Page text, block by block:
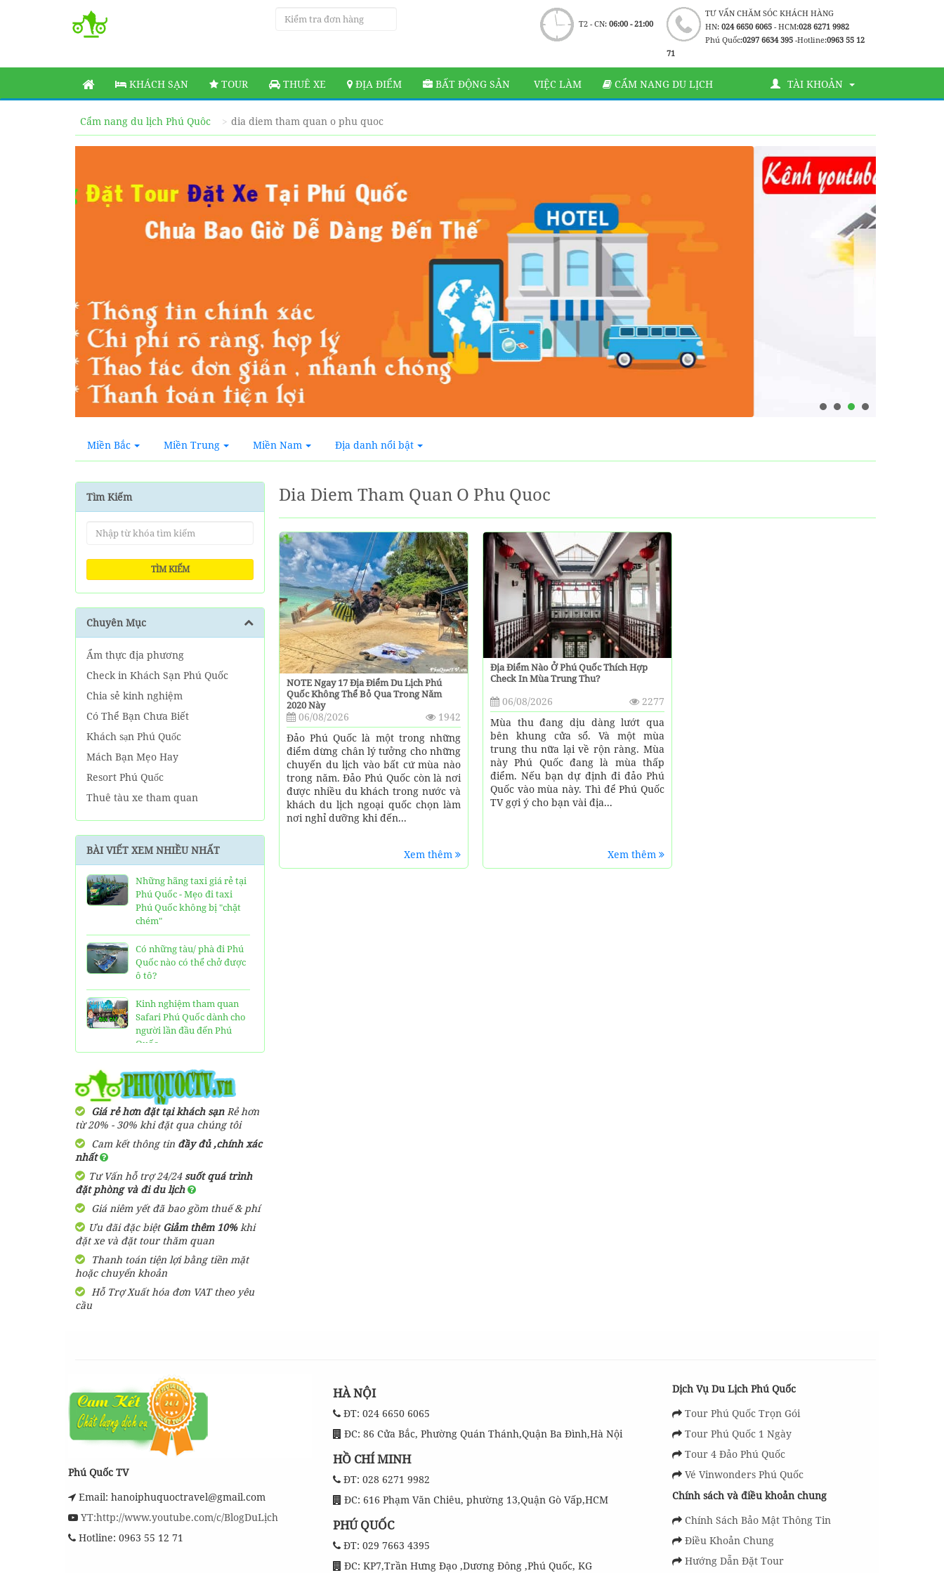
TƯ VẤN CHĂM SÓC KHÁCH HÀNG
HN: 024 6650 6065- HCM:028 6271 9982
Phú Quốc:0297 6634 395 -Hotline:0963 55 12
71
T2 - CN: 06:00 - 21:00
KHÁCH SẠN TOUR THUÊ XE ĐỊA ĐIỂM BẤT ĐỘNG SẢN VIỆC LÀM CẨM NANG DU LỊCH TÀI KHOẢN
Cẩm nang du lịch Phú Quôc dia diem tham quan o phu quoc
Miền Bắc Miền Trung Miền Nam Địa danh nổi bật
Tìm Kiếm
TÌM KIẾM
Chuyên Mục
Ẩm thực địa phương
Check in Khách Sạn Phú Quốc
Chia sẻ kinh nghiệm
Có Thể Bạn Chưa Biết
Khách sạn Phú Quốc
Mách Bạn Mẹo Hay
Resort Phú Quốc
Thuê tàu xe tham quan
Tin tức Phú Quốc
Về tour Phú Quốc hàng ngày
Về Tour Phú Quốc Trọn Gói
BÀI VIẾT XEM NHIỀU NHẤT
Những hãng taxi giá rẻ tại
Phú Quốc - Mẹo đi taxi
Phú Quốc không bị "chặt
chém"
Có những tàu/ phà đi Phú
Quốc nào có thể chở được
ô tô?
Kinh nghiệm tham quan
Safari Phú Quốc dành cho
người lần đầu đến Phú
Quốc
Tất tần tật thông tin và
đánh giá về resort JW
Marriott Phú Quốc
Những điều cần biết về xe
bus đi Vinpearl Phú Quốc
chơi Vinwonders và Safari
Kinh Nghiệm "Xương
Máu" Khi Đi Tour 3 Đảo
Phú Quốc
Phà cao tốc Thạnh Thới đi
Phú Quốc mất thời gian
bao lâu?
Tổng hợp các nhà xe đi
Bún quậy Kiến Xây Phú
Quốc [ CHÍNH HIỆU] có
bao nhiêu chi nhánh ?
Giá rẻ hơn đặt tại khách sạnRẻ hơn
từ 20% - 30% khi đặt qua chúng tôi
Cam kết thông tin đầy đủ ,chính xác
nhất
Tư Vấn hỗ trợ 24/24 suốt quá trình
đặt phòng và đi du lịch
Giá niêm yết đã bao gồm thuế & phí
Ưu đãi đặc biệtGiảm thêm 10%khi
đặt xe và đặt tour thăm quan
Thanh toán tiện lợi bằng tiền mặt
hoặc chuyển khoản
Hỗ Trợ Xuất hóa đơn VAT theo yêu
cầu
Dia Diem Tham Quan O Phu Quoc
NOTE Ngay 17 Địa Điểm Du Lịch Phú
Quốc Không Thể Bỏ Qua Trong Năm
2020 Này
06/08/2026
1942
Đảo Phú Quốc là một trong những
điểm dừng chân lý tưởng cho những
chuyến du lịch vào bất cứ mùa nào
trong năm. Đảo Phú Quốc còn là nơi
được nhiều du khách trong nước và
khách du lịch ngoại quốc chọn làm
nơi nghỉ dưỡng khi đến...
Xem thêm
Địa Điểm Nào Ở Phú Quốc Thích Hợp
Check In Mùa Trung Thu?
06/08/2026
2277
Mùa thu đang dịu dàng lướt qua
bên khung cửa sổ. Và một mùa
trung thu nữa lại về rộn ràng. Mùa
này Phú Quốc đang là mùa thấp
điểm. Nếu bạn dự định đi đảo Phú
Quốc vào mùa này. Thì để Phú Quốc
TV gợi ý cho bạn vài địa...
Xem thêm
Phú Quốc TV
Email: hanoiphuquoctravel@gmail.com
YT:http://www.youtube.com/c/BlogDuLịch
Hotline: 0963 55 12 71
HÀ NỘI
ĐT: 024 6650 6065
ĐC: 86 Cửa Bắc, Phường Quán Thánh,Quận Ba Đình,Hà Nội
HỒ CHÍ MINH
ĐT: 028 6271 9982
ĐC: 616 Phạm Văn Chiêu, phường 13,Quận Gò Vấp,HCM
PHÚ QUỐC
ĐT: 029 7663 4395
ĐC: KP7,Trần Hưng Đạo ,Dương Đông ,Phú Quốc, KG
Dịch Vụ Du Lịch Phú Quốc
Tour Phú Quốc Trọn Gói
Tour Phú Quốc 1 Ngày
Tour 4 Đảo Phú Quốc
Vé Vinwonders Phú Quốc
Chính sách và điều khoản chung
Chính Sách Bảo Mật Thông Tin
Điều Khoản Chung
Hướng Dẫn Đặt Tour